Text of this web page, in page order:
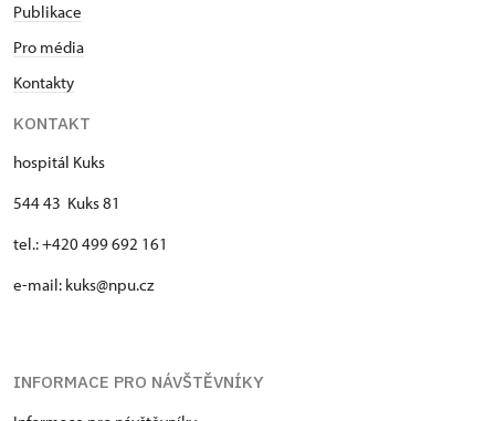
Publikace
Pro média
Kontakty
KONTAKT
hospitál Kuks
544 43 Kuks 81
tel.: +420 499 692 161
e-mail: kuks@npu.cz
INFORMACE PRO NÁVŠTĚVNÍKY